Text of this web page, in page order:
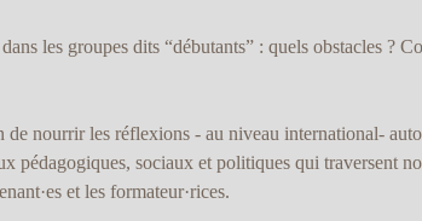
les groupes dits “débutants” : quels obstacles ?
de nourrir les réflexions - au niveau international-
pédagogiques, sociaux et politiques qui traversent
et les formateur·rices.